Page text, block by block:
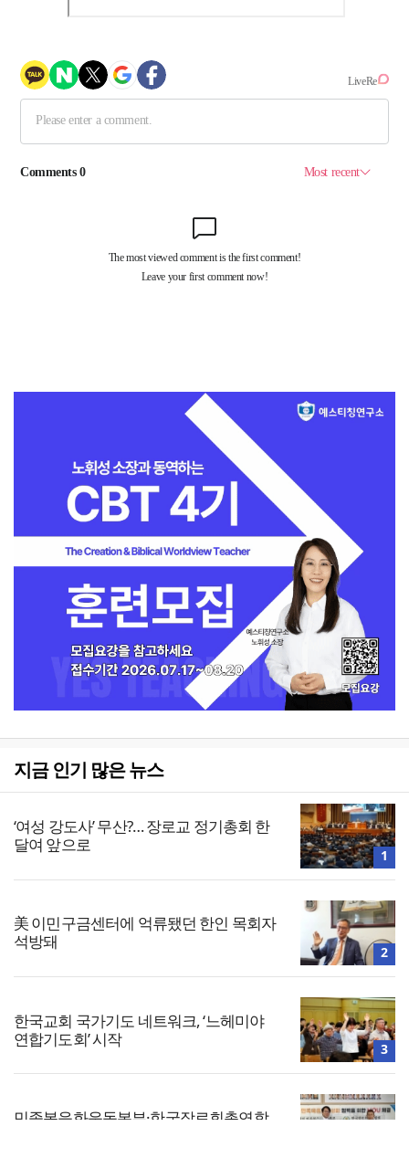
지금 인기 많은 뉴스
‘여성 강도사’ 무산?… 장로교 정기총회 한
달여 앞으로
1
美 이민구금센터에 억류됐던 한인 목회자
석방돼
2
한국교회 국가기도 네트워크, ‘느헤미야
연합기도회’ 시작
3
민족복음화운동본부·한국장로회총연합